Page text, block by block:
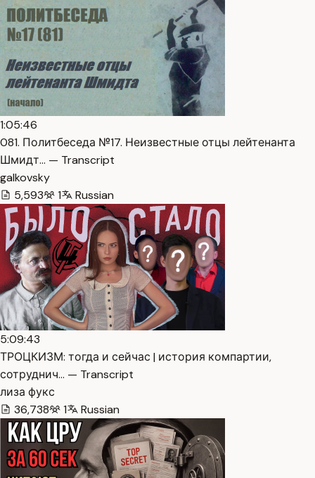
1:05:46
081. Политбеседа №17. Неизвестные отцы лейтенанта
Шмидт… — Transcript
galkovsky
5,593
1 Russian
5:09:43
ТРОЦКИЗМ: тогда и сейчас | история компартии,
сотруднич… — Transcript
лиза фукс
36,738
1 Russian